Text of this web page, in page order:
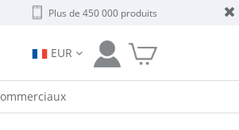
Plus de 450 000 produits
EUR